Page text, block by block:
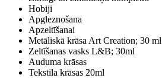
Hobiji
Apgleznošana
Apzeltīšanai
Metāliskā krāsa Art Creation; 30 ml
Zeltīšanas vasks L&B; 30ml
Auduma krāsas
Tekstila krāsas 20ml